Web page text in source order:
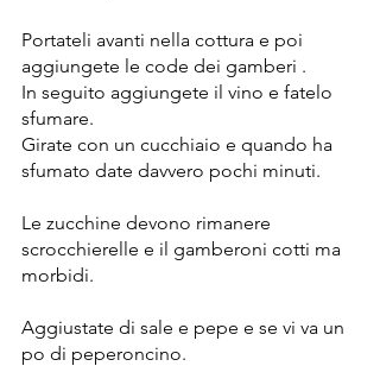
Portateli avanti nella cottura e poi
aggiungete le code dei gamberi .
In seguito aggiungete il vino e fatelo
sfumare.
Girate con un cucchiaio e quando ha
sfumato date davvero pochi minuti.
Le zucchine devono rimanere
scrocchierelle e il gamberoni cotti ma
morbidi.
Aggiustate di sale e pepe e se vi va un
po di peperoncino.